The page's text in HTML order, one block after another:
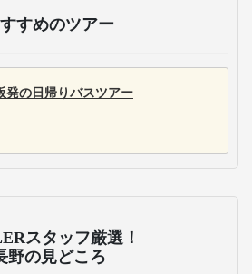
すめのツアー
発の日帰りバスツアー
スタッフ厳選！
野の見どころ